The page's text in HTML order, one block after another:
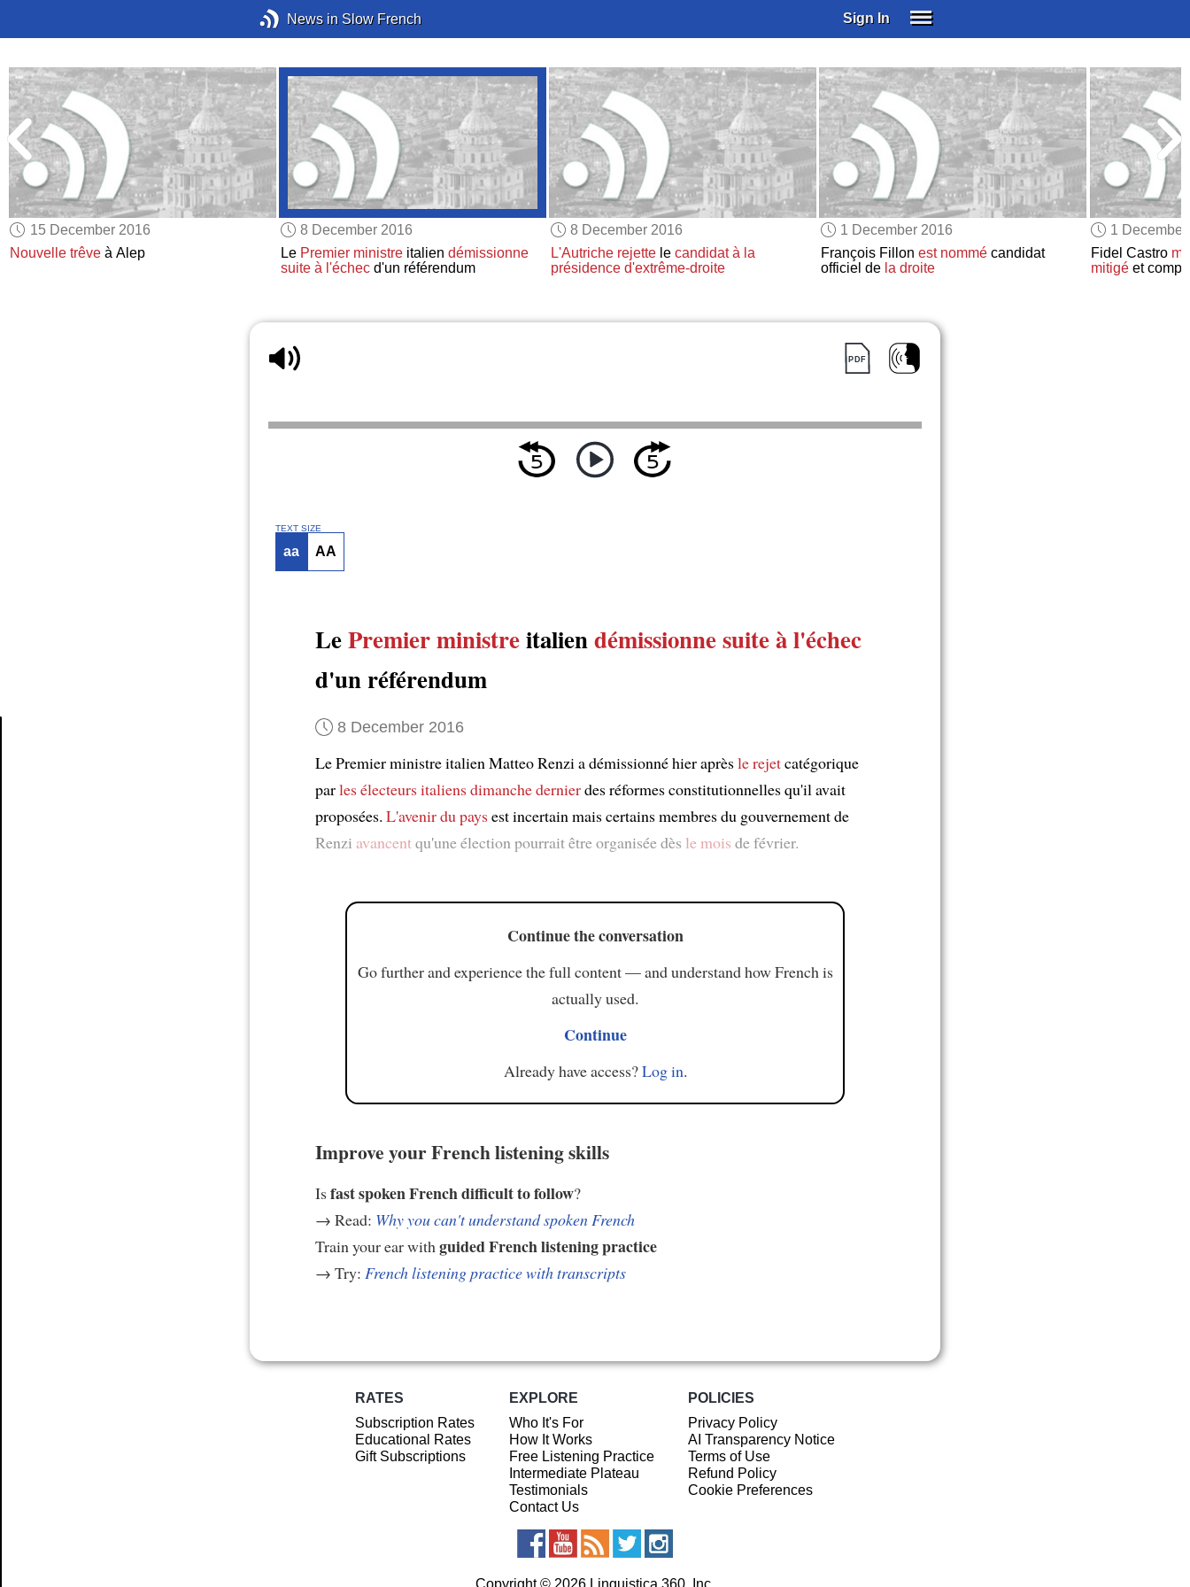
News in Slow French Sign In
SUBSCRIBE
EDUCATIONAL LICENSES
GIFT CARDS
OTHER LANGUAGES
ABOUT US
ALEXA
ADJUST COLORS
15 December 2016
Nouvelle trêve à Alep
8 December 2016
Le Premier ministreitalien démissionne
suite à l'échecd'un référendum
8 December 2016
L'Autriche rejettele candidat à la
présidence d'extrême-droite
1 December 2016
François Fillon est nommécandidat
officiel de la droite
1
Fidel Castro
mitigé et
TEXT SIZE
aa AA
LePremier ministreitaliendémissionnesuite àl'échec
d'un référendum
8 December 2016
Le Premier ministre italien Matteo Renzi a démissionné hier aprèsle rejetcatégorique
parles électeurs italiensdimanche dernierdes réformes constitutionnelles qu'il avait
proposées. L'avenirdu paysest incertain mais certains membres du gouvernement de
Renzi avancentqu'une élection pourrait être organisée dès le mois de février.
Continue the conversation
Go further and experience the full content — and understand how French is
actually used.
Continue
Already have access?Log in.
Improve your French listening skills
Isfast spoken French difficult to follow?
→ Read: Why you can't understand spoken French
Train your ear withguided French listening practice
→ Try: French listening practice with transcripts
RATES
Subscription Rates
Educational Rates
Gift Subscriptions
EXPLORE
Who It's For
How It Works
Free Listening Practice
Intermediate Plateau
Testimonials
Contact Us
POLICIES
Privacy Policy
AI Transparency Notice
Terms of Use
Refund Policy
Cookie Preferences